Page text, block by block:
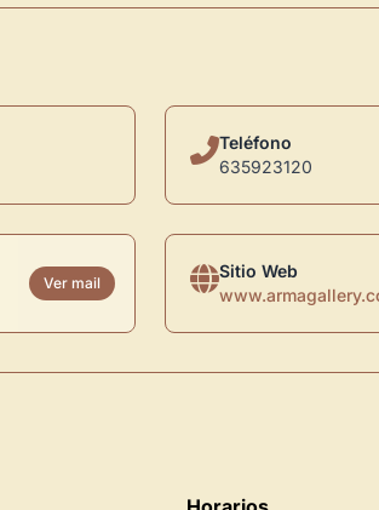
Teléfono
635923120
Ver mail
Sitio Web